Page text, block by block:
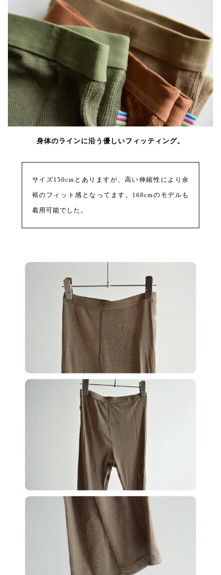
身体のラインに沿う優しいフィッティング。
サイズ150cmとありますが、高い伸縮性により余
裕のフィット感となってます。168cmのモデルも
着用可能でした。